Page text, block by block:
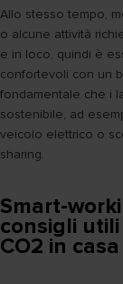
Allo stesso tempo,
o alcune attività
e in loco, quindi è
confortevoli con un
fondamentale che i
sostenibile, ad
veicolo elettrico o
sharing.
Smart-
consigli
CO2 in casa